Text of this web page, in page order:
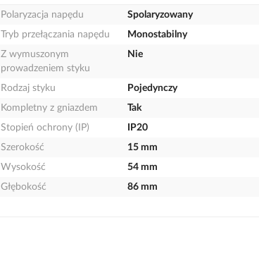
Polaryzacja napędu
Spolaryzowany
Tryb przełączania napędu
Monostabilny
Z wymuszonym
prowadzeniem styku
Nie
Rodzaj styku
Pojedynczy
Kompletny z gniazdem
Tak
Stopień ochrony (IP)
IP20
Szerokość
15 mm
Wysokość
54 mm
Głębokość
86 mm